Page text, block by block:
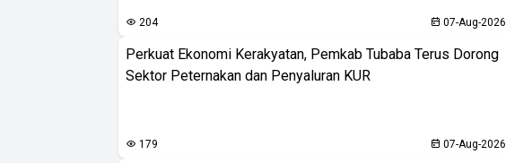
204 07-Aug-2026
Perkuat Ekonomi Kerakyatan, Pemkab Tubaba Terus Dorong
Sektor Peternakan dan Penyaluran KUR
179 07-Aug-2026